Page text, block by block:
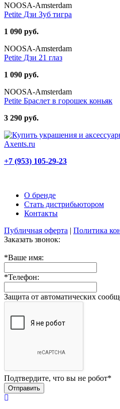
NOOSA-Amsterdam
Petite Дзи Зуб тигра
1 090 руб.
NOOSA-Amsterdam
Petite Дзи 21 глаз
1 090 руб.
NOOSA-Amsterdam
Petite Браслет в горошек коньяк
3 290 руб.
+7 (953) 105-29-23
О бренде
Стать дистрибьютором
Контакты
Публичная оферта | Политика
Заказать звонок:
*Ваше имя:
*Телефон:
Защита от автоматических
Подтвердите, что вы не робот*